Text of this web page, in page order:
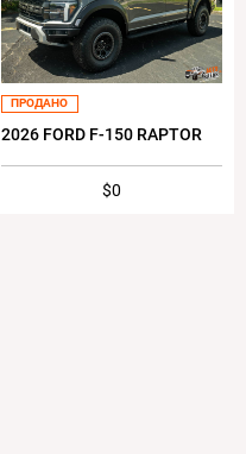
ПРОДАНО
2026 FORD F-150 RAPTOR
$0